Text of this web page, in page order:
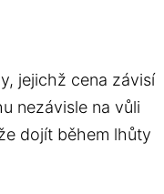
jejichž cena závisí
nezávisle na vůli
dojít během lhůty